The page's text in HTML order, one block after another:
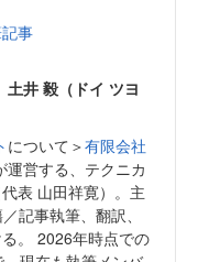
事
井 毅（ドイ ツヨ
について＞有限会社
運営する、テクニカ
表 山田祥寛）。主
記事執筆、翻訳、
。 2026年時点での